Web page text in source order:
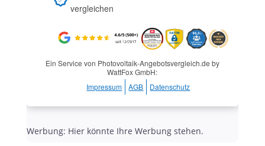
vergleichen
Ein Service von Photovoltaik-Angebotsvergleich.de by
WattFox GmbH:
Impressum
AGB Datenschutz
Werbung: Hier könnte Ihre Werbung stehen.